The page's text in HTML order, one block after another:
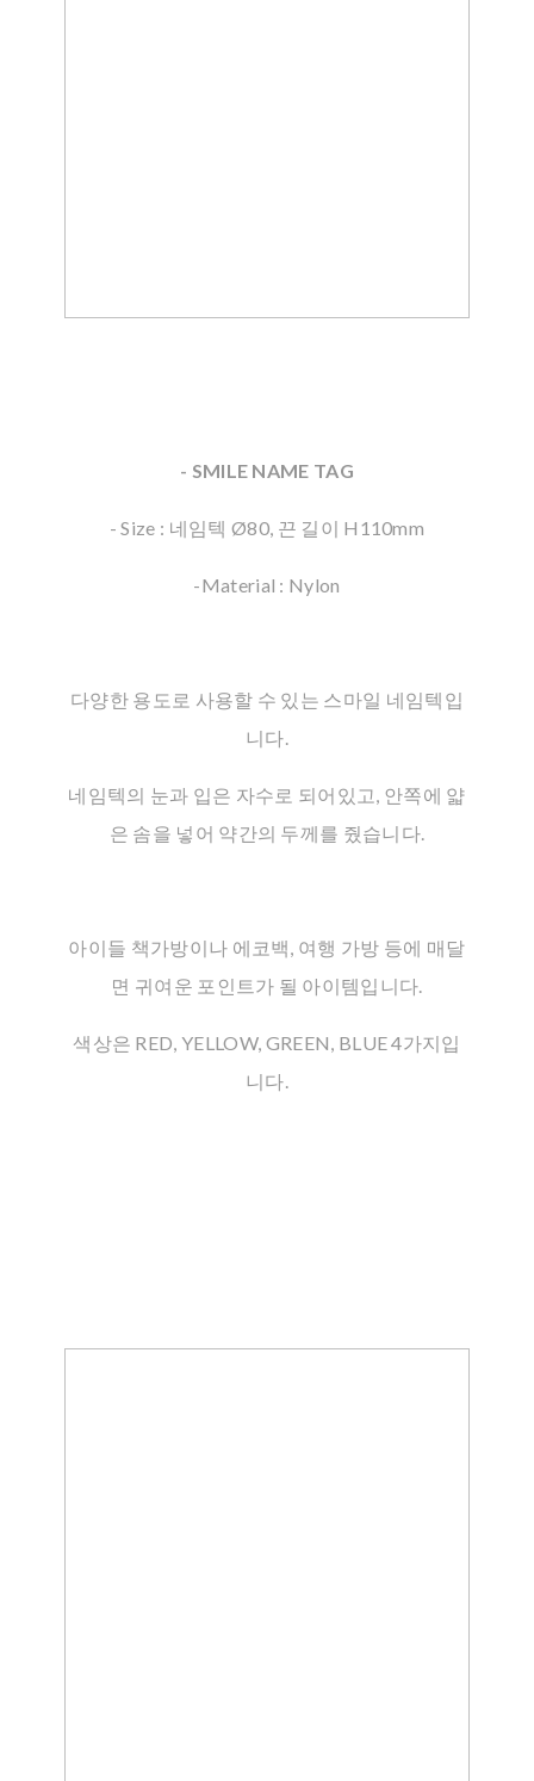
- SMILE NAME TAG
- Size : 네임텍 Ø80, 끈 길이 H110mm
-Material : Nylon
다양한 용도로 사용할 수 있는 스마일 네임텍입
니다.
네임텍의 눈과 입은 자수로 되어있고, 안쪽에 얇
은 솜을 넣어 약간의 두께를 줬습니다.
아이들 책가방이나 에코백, 여행 가방 등에 매달
면 귀여운 포인트가 될 아이템입니다.
색상은 RED, YELLOW, GREEN, BLUE 4가지입
니다.